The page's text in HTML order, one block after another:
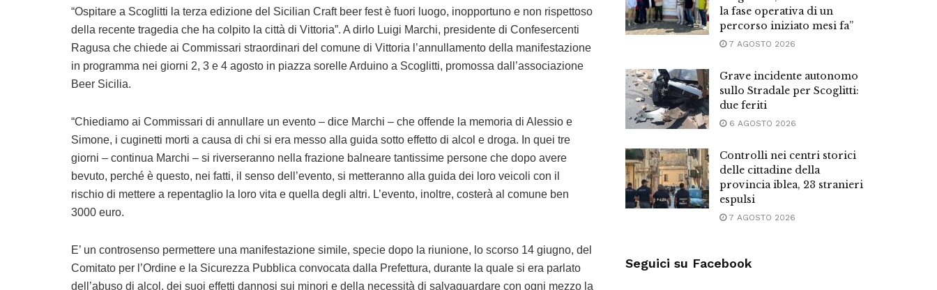
“Ospitare a Scoglitti la terza edizione del Sicilian Craft beer fest è fuori luogo, inopportuno e non rispettoso
della recente tragedia che ha colpito la città di Vittoria”. A dirlo Luigi Marchi, presidente di Confesercenti
Ragusa che chiede ai Commissari straordinari del comune di Vittoria l’annullamento della manifestazione
in programma nei giorni 2, 3 e 4 agosto in piazza sorelle Arduino a Scoglitti, promossa dall’associazione
Beer Sicilia.
“Chiediamo ai Commissari di annullare un evento – dice Marchi – che offende la memoria di Alessio e
Simone, i cuginetti morti a causa di chi si era messo alla guida sotto effetto di alcol e droga. In quei tre
giorni – continua Marchi – si riverseranno nella frazione balneare tantissime persone che dopo avere
bevuto, perché è questo, nei fatti, il senso dell’evento, si metteranno alla guida dei loro veicoli con il
rischio di mettere a repentaglio la loro vita e quella degli altri. L’evento, inoltre, costerà al comune ben
3000 euro.
E’ un controsenso permettere una manifestazione simile, specie dopo la riunione, lo scorso 14 giugno, del
Comitato per l’Ordine e la Sicurezza Pubblica convocata dalla Prefettura, durante la quale si era parlato
dell’abuso di alcol, dei suoi effetti dannosi sui minori e della necessità di salvaguardare con ogni mezzo la
la fase operativa di un
percorso iniziato mesi fa”
7 AGOSTO 2026
Grave incidente autonomo
sullo Stradale per Scoglitti:
due feriti
6 AGOSTO 2026
Controlli nei centri storici
delle cittadine della
provincia iblea, 23 stranieri
espulsi
7 AGOSTO 2026
Seguici su Facebook